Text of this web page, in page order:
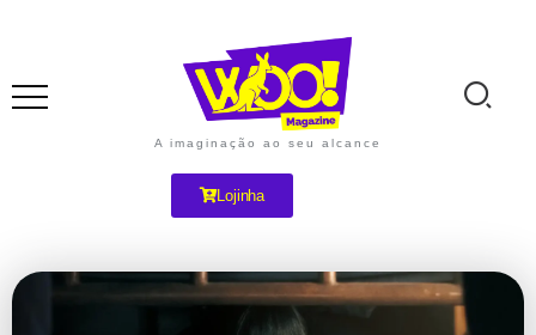
A imaginação ao seu alcance
Lojinha